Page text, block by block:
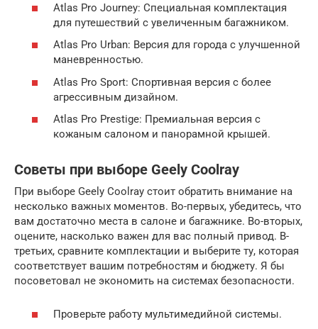
Atlas Pro Journey: Специальная комплектация
для путешествий с увеличенным багажником.
Atlas Pro Urban: Версия для города с улучшенной
маневренностью.
Atlas Pro Sport: Спортивная версия с более
агрессивным дизайном.
Atlas Pro Prestige: Премиальная версия с
кожаным салоном и панорамной крышей.
Советы при выборе Geely Coolray
При выборе Geely Coolray стоит обратить внимание на
несколько важных моментов. Во-первых, убедитесь, что
вам достаточно места в салоне и багажнике. Во-вторых,
оцените, насколько важен для вас полный привод. В-
третьих, сравните комплектации и выберите ту, которая
соответствует вашим потребностям и бюджету. Я бы
посоветовал не экономить на системах безопасности.
Проверьте работу мультимедийной системы.